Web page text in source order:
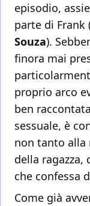
episodio,
parte di Frank
Souza).
finora mai
proprio arco
ben
sessuale, è
non tanto alla
della ragazza,
che confessa
Come già